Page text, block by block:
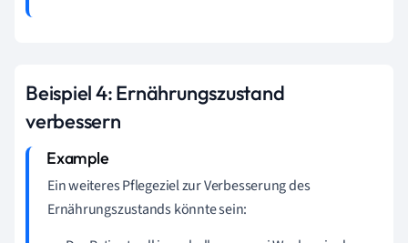
Beispiel 4: Ernährungszustand
verbessern
Ein weiteres Pflegeziel zur Verbesserung des
Ernährungszustands könnte sein: